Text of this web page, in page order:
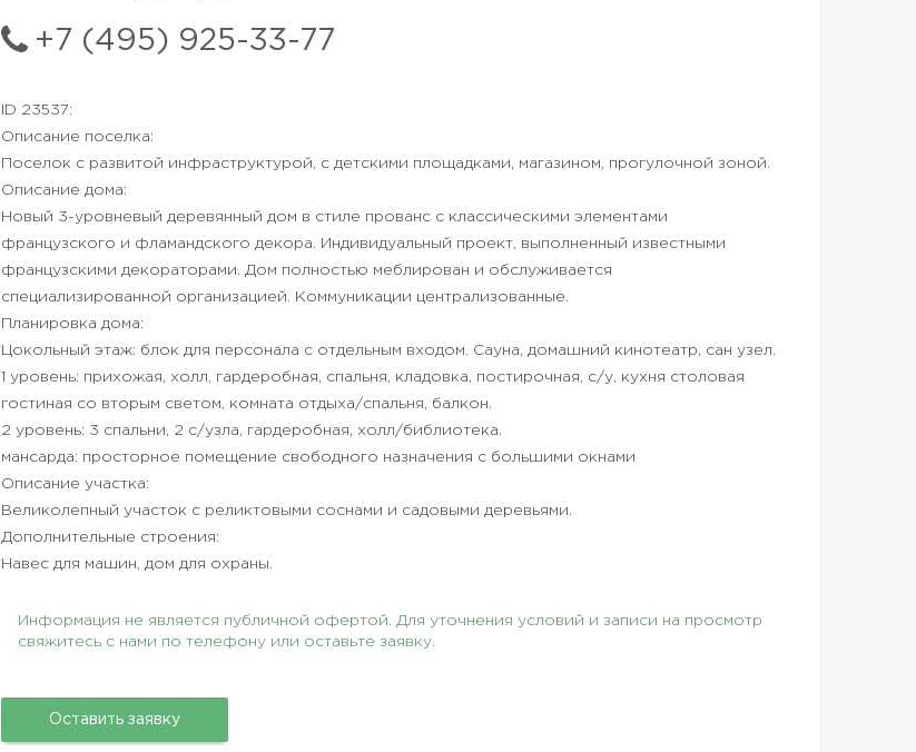
+7 (495) 925-33-77
ID 23537:
Описание поселка:
Поселок с развитой инфраструктурой, с детскими площадками, магазином, прогулочной зоной.
Описание дома:
Новый 3-уровневый деревянный дом в стиле прованс с классическими элементами
французского и фламандского декора. Индивидуальный проект, выполненный известными
французскими декораторами. Дом полностью меблирован и обслуживается
специализированной организацией. Коммуникации централизованные.
Планировка дома:
Цокольный этаж: блок для персонала с отдельным входом. Сауна, домашний кинотеатр, сан узел.
1 уровень: прихожая, холл, гардеробная, спальня, кладовка, постирочная, с/у, кухня столовая
гостиная со вторым светом, комната отдыха/спальня, балкон.
2 уровень: 3 спальни, 2 с/узла, гардеробная, холл/библиотека.
мансарда: просторное помещение свободного назначения с большими окнами
Описание участка:
Великолепный участок с реликтовыми соснами и садовыми деревьями.
Дополнительные строения:
Навес для машин, дом для охраны.
Информация не является публичной офертой. Для уточнения условий и записи на просмотр
свяжитесь с нами по телефону или оставьте заявку.
Оставить заявку